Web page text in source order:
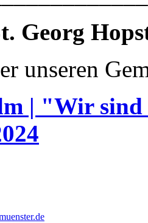
Georg
unseren
| "Wir